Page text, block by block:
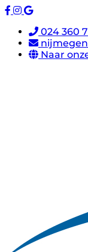
024 360
Naar